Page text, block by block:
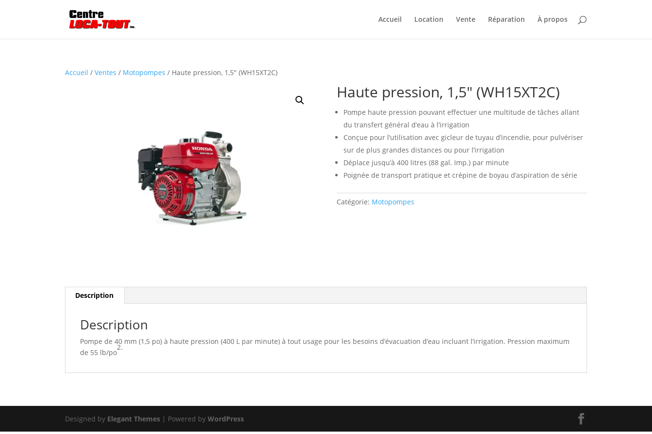
Accueil Location Vente Réparation À propos
Accueil /Ventes / Motopompes / Haute pression, 1,5″ (WH15XT2C)
Haute pression, 1,5″ (WH15XT2C)
Pompe haute pression pouvant effectuer une multitude de tâches allant
du transfert général d’eau à l’irrigation
Conçue pour l’utilisation avec gicleur de tuyau d’incendie, pour pulvériser
sur de plus grandes distances ou pour l’irrigation
Déplace jusqu’à 400 litres (88 gal. Imp.) par minute
Poignée de transport pratique et crépine de boyau d’aspiration de série
Catégorie: Motopompes
Description
Description
Pompe de 40 mm (1,5 po) à haute pression (400 L par minute) à tout usage pour les besoins d’évacuation d’eau incluant l’irrigation. Pression maximum
de 55 lb/po
2.
Designed by Elegant Themes | Powered byWordPress